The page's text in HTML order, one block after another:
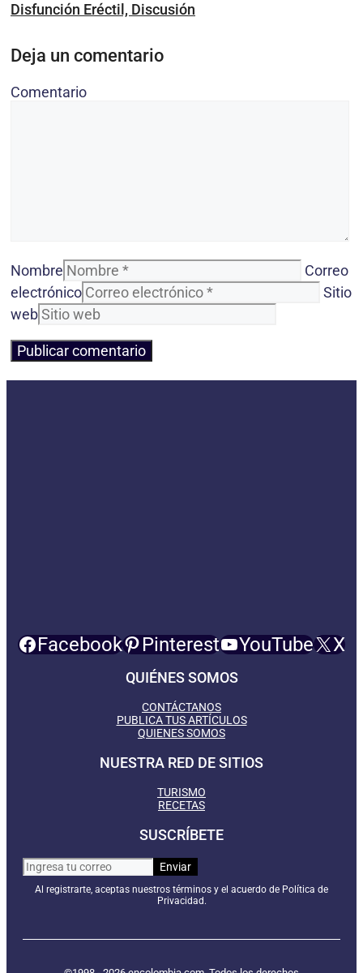
Disfunción Eréctil, Discusión
Deja un comentario
Comentario
Nombre
Correo
electrónico
Sitio
web
Facebook Pinterest YouTube X
QUIÉNES SOMOS
CONTÁCTANOS
PUBLICA TUS ARTÍCULOS
QUIENES SOMOS
NUESTRA RED DE SITIOS
TURISMO
RECETAS
SUSCRÍBETE
Al registrarte, aceptas nuestros términos y el acuerdo de Política de
Privacidad.